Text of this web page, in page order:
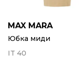
MAX MARA
Юбка миди
IT 40